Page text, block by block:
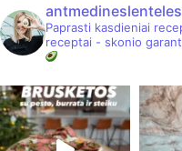
antmedineslenteles
Paprasti kasdieniai
receptai - skonio